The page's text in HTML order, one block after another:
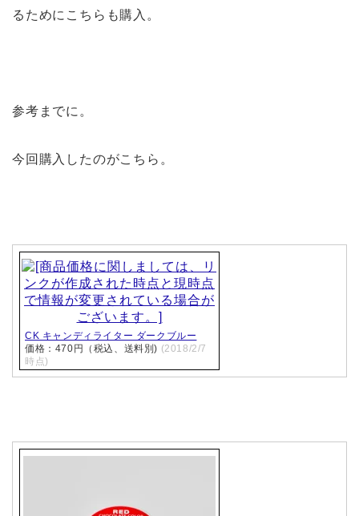
るためにこちらも購入。
参考までに。
今回購入したのがこちら。
CK キャンディライター ダークブルー
価格：470円（税込、送料別) (2018/2/7
時点)